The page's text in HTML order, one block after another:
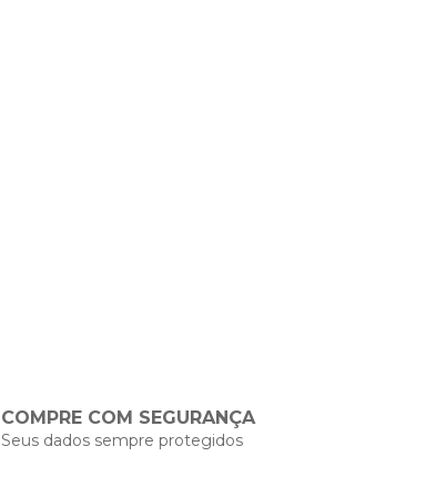
COMPRE COM SEGURANÇA
Seus dados sempre protegidos